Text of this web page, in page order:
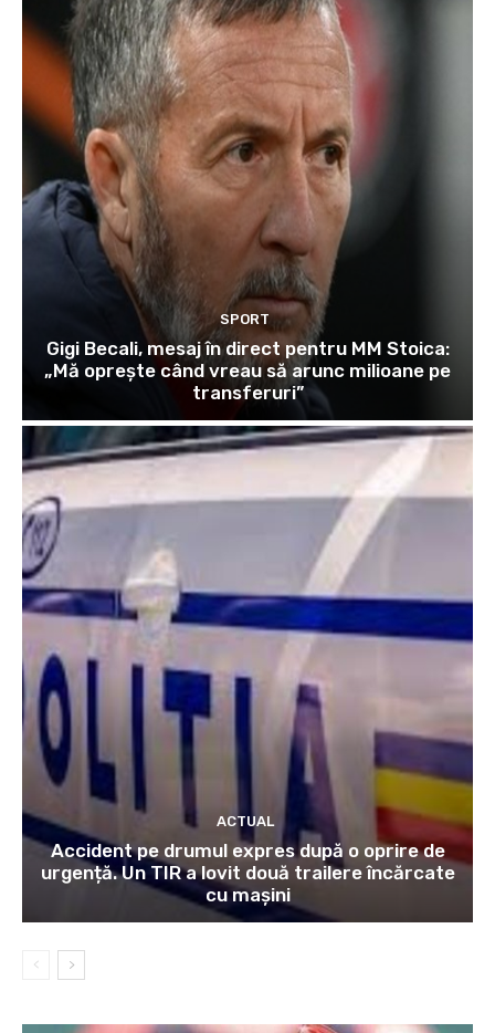
SPORT
Gigi Becali, mesaj în direct pentru MM Stoica:
„Mă oprește când vreau să arunc milioane pe
transferuri”
ACTUAL
Accident pe drumul expres după o oprire de
urgență. Un TIR a lovit două trailere încărcate
cu mașini